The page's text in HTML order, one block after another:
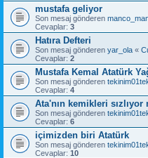
mustafa geliyor
Son mesaj gönderen
Cevaplar: 3
Hatıra Defteri
Son mesaj gönderen yar_ola «
Cevaplar: 2
Mustafa Kemal Atatürk
Son mesaj gönderen
Cevaplar: 4
Ata'nın kemikleri sızlıyor
Son mesaj gönderen
Cevaplar: 6
içimizden biri Atatürk
Son mesaj gönderen
Cevaplar: 10